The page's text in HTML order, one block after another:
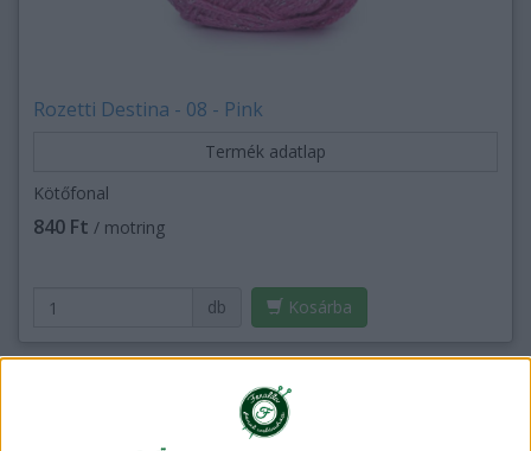
Rozetti Destina - 08 - Pink
Termék adatlap
Kötőfonal
840 Ft / motring
db Kosárba